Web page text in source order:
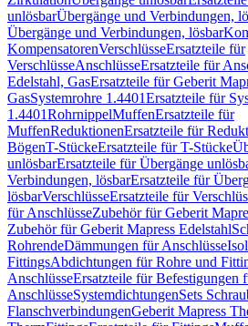
unlösbarÜbergänge und Verbindungen,
Übergänge und Verbindungen, lösbar
KompensatorenVerschlüsseErsatzteile für
VerschlüsseAnschlüsseErsatzteile für
Edelstahl, GasErsatzteile für Geberit
GasSystemrohre 1.4401Ersatzteile für
1.4401RohrnippelMuffenErsatzteile für
MuffenReduktionenErsatzteile für
BögenT-StückeErsatzteile für T-Stücke
unlösbarErsatzteile für Übergänge
Verbindungen, lösbarErsatzteile für
lösbarVerschlüsseErsatzteile für
für AnschlüsseZubehör für Geberit
Zubehör für Geberit Mapress Edelstahl
RohrendeDämmungen für Anschlüsse
FittingsAbdichtungen für Rohre und
AnschlüsseErsatzteile für Befestigungen
AnschlüsseSystemdichtungenSets
FlanschverbindungenGeberit Mapress